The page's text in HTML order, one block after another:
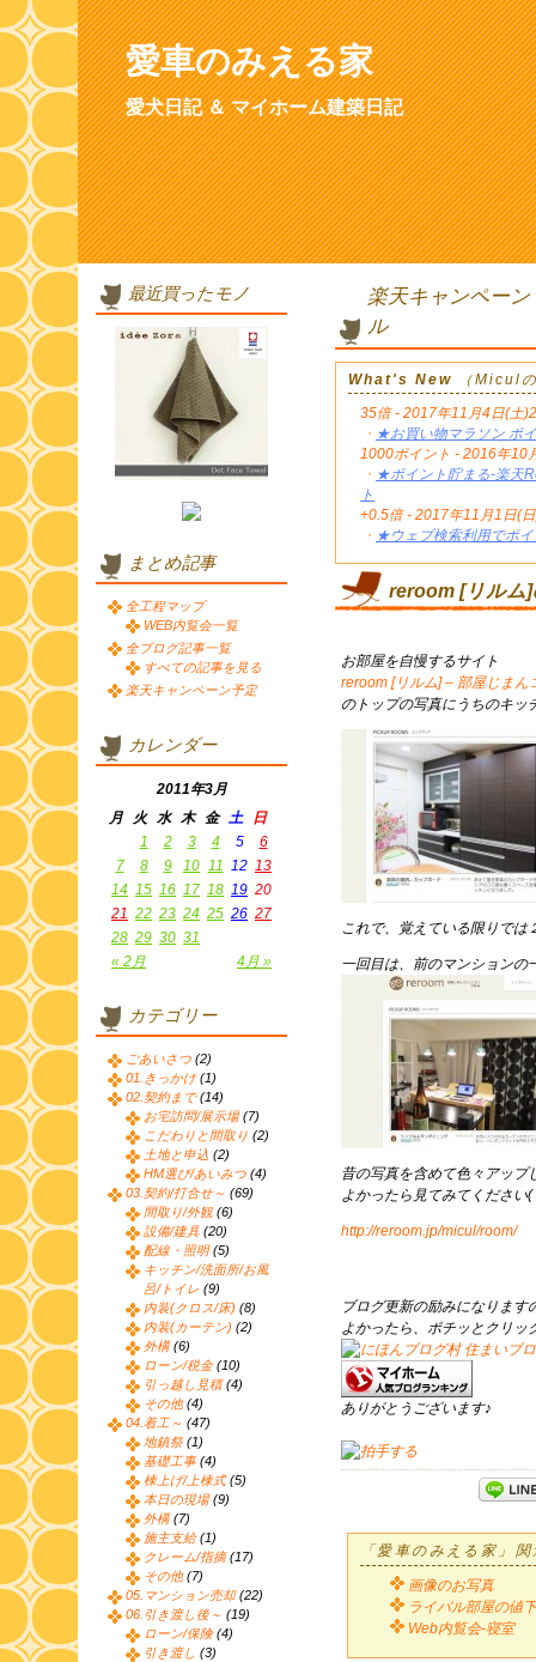
愛車のみえる家
愛犬日記 ＆ マイホーム建築日記
楽天キャンペー
ル
What's New （Micul
35倍 - 2017年11月4日(土
・ ★お買い物マラソン ポ
1000ポイント - 2016年10
・ ★ポイント貯まる-楽天
ト
+0.5倍 - 2017年11月1日(
・ ★ウェブ検索利用でポ
reroom [リルム]
お部屋を自慢するサイト
reroom [リルム] – 部屋じまん
のトップの写真にうちのキ
これで、覚えている限りでは
一回目は、前のマンションの
昔の写真を含めて色々アップ
よかったら見てみてください
http://reroom.jp/micul/room/
ブログ更新の励みになります
よかったら、ポチッとクリッ
ありがとうございます♪
「愛車のみえる家」
画像のお写真
ライバル部屋の値
Web内覧会-寝室
最近買ったモノ
まとめ記事
全工程マップ
WEB内覧会一覧
全ブログ記事一覧
すべての記事を見る
楽天キャンペーン予定
カレンダー
2011年3月
月
火 水 木 金 土 日
« 2月 4月 »
1 2 3 4 5
6
7
8 9 10 11 12 13
14 15 16 17 18 19 20
21 22 23 24 25 26 27
28 29 30 31
カテゴリー
ごあいさつ (2)
01.きっかけ (1)
02.契約まで(14)
お宅訪問/展示場(7)
こだわりと間取り (2)
土地と申込 (2)
HM選び/あいみつ (4)
03.契約/打合せ～ (69)
間取り/外観 (6)
設備/建具 (20)
配線・照明(5)
キッチン/洗面所/お風
呂/トイレ (9)
内装(クロス/床) (8)
内装(カーテン) (2)
外構(6)
ローン/税金(10)
引っ越し見積(4)
その他 (4)
04.着工～ (47)
地鎮祭 (1)
基礎工事(4)
棟上げ/上棟式(5)
本日の現場(9)
外構(7)
施主支給(1)
クレーム/指摘(17)
その他 (7)
05.マンション売却(22)
06.引き渡し後～ (19)
ローン/保険(4)
引き渡し (3)